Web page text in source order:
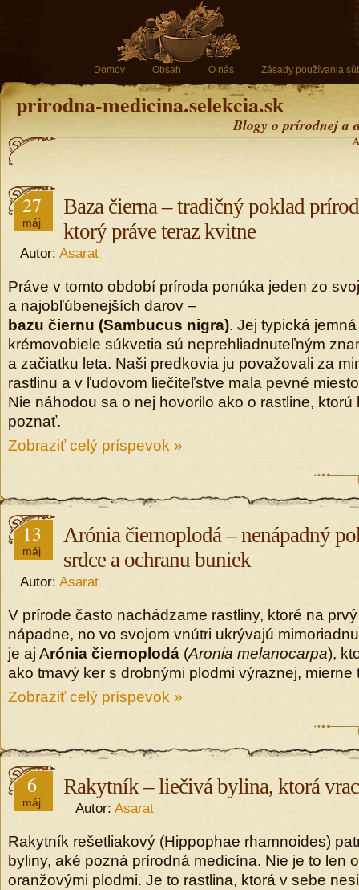
Domov Obsah O nás Zásady používania
prirodna-medicina.selekcia.sk
Blogy o prírodnej a
27
máj
Baza čierna – tradičný poklad
ktorý práve teraz kvitne
Autor: Asarat
Práve v tomto období príroda ponúka jeden zo
a najobľúbenejších darov –
bazu čiernu (Sambucus nigra). Jej typická
krémovobiele súkvetia sú neprehliadnuteľným
a začiatku leta. Naši predkovia ju považovali za
rastlinu a v ľudovom liečiteľstve mala pevné
Nie náhodou sa o nej hovorilo ako o rastline, ktorú
poznať.
Zobraziť celý príspevok »
13
máj
Arónia čiernoplodá – nenápadný
srdce a ochranu buniek
Autor: Asarat
V prírode často nachádzame rastliny, ktoré na
nápadne, no vo svojom vnútri ukrývajú
je aj Arónia čiernoplodá (Aronia melanocarpa),
ako tmavý ker s drobnými plodmi výraznej, mierne
Zobraziť celý príspevok »
6
máj
Rakytník – liečivá bylina, ktorá
Autor: Asarat
Rakytník rešetliakový (Hippophae rhamnoides)
byliny, aké pozná prírodná medicína. Nie je to len
oranžovými plodmi. Je to rastlina, ktorá v sebe